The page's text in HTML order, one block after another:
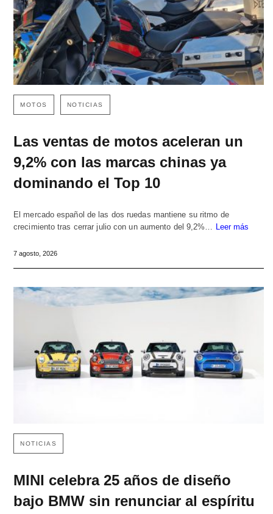
MOTOS NOTICIAS
Las ventas de motos aceleran un
9,2% con las marcas chinas ya
dominando el Top 10
El mercado español de las dos ruedas mantiene su ritmo de
crecimiento tras cerrar julio con un aumento del 9,2%… Leer más
7 agosto, 2026
NOTICIAS
MINI celebra 25 años de diseño
bajo BMW sin renunciar al espíritu